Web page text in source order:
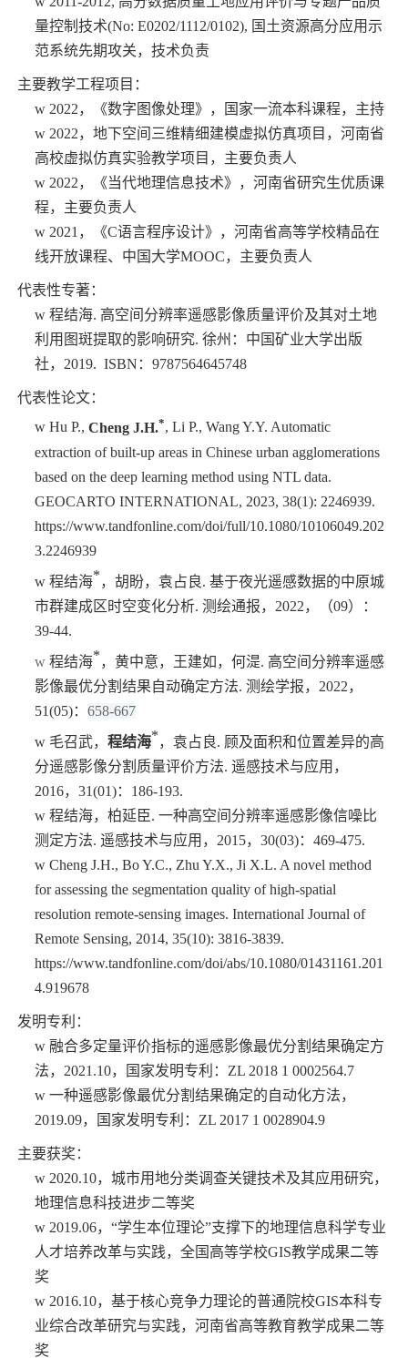
量控制技术(No: E0202/1112/0102), 国土资源高分应用示
范系统先期攻关，技术负责
主要教学工程项目：
w 2022，《数字图像处理》，国家一流本科课程，主持
w 2022，地下空间三维精细建模虚拟仿真项目，河南省
高校虚拟仿真实验教学项目，主要负责人
w 2022，《当代地理信息技术》，河南省研究生优质课
程，主要负责人
w 2021 ，《C语言程序设计》，河南省高等学校精品在
线开放课程、中国大学MOOC，主要负责人
代表性专著：
w程结海. 高空间分辨率遥感影像质量评价及其对土地
利用图斑提取的影响研究.徐州：中国矿业大学出版
社， 2019. ISBN ：9787564645748
代表性论文：
wHu P.,Cheng J.H.*, Li P., Wang Y.Y. Automatic
extraction of built-up areas in Chinese urban agglomerations
based on the deep learning method using NTL data.
GEOCARTO INTERNATIONAL, 2023, 38(1): 2246939.
https://www.tandfonline.com/doi/full/10.1080/10106049.202
3.2246939
w程结海*，胡盼，袁占良.基于夜光遥感数据的中原城
市群建成区时空变化分析.测绘通报， 2022，（09）：
39-44.
w程结海*，黄中意，王建如，何湜. 高空间分辨率遥感
影像最优分割结果自动确定方法.测绘学报， 2022，
51(05)：658-667
w 毛召武，程结海*，袁占良. 顾及面积和位置差异的高
分遥感影像分割质量评价方法.遥感技术与应用，
2016，31(01)： 186-193.
w程结海，柏延臣.一种高空间分辨率遥感影像信噪比
测定方法.遥感技术与应用， 2015，30(03)：469-475.
wCheng J.H., Bo Y.C., Zhu Y.X., Ji X.L. A novel method
for assessing the segmentation quality of high-spatial
resolution remote-sensing images. International Journal of
Remote Sensing, 2014, 35(10): 3816-3839.
https://www.tandfonline.com/doi/abs/10.1080/01431161.201
4.919678
发明专利：
w 融合多定量评价指标的遥感影像最优分割结果确定方
法， 2021.10，国家发明专利： ZL 2018 1 0002564.7
w一种遥感影像最优分割结果确定的自动化方法，
2019.09，国家发明专利： ZL 2017 1 0028904.9
主要获奖：
w 2020.10，城市用地分类调查关键技术及其应用研究，
地理信息科技进步二等奖
w 2019.06，“学生本位理论”支撑下的地理信息科学专业
人才培养改革与实践，全国高等学校GIS教学成果二等
奖
w 2016.10，基于核心竞争力理论的普通院校GIS本科专
业综合改革研究与实践，河南省高等教育教学成果二等
奖